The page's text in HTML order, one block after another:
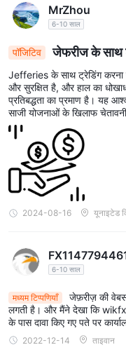
MrZhou
6-10 साल
पॉजिटिव जेफरीज के साथ
Jefferies के साथ ट्रेडिंग करना
और सुरक्षित है, और हाल का
प्रतिबद्धता का प्रमाण है। यह
साजी योजनाओं के खिलाफ
2024-08-16 यूनाइटेड
6-10 साल
मध्यम टिप्पणियाँ
जेफ़रीज़ की
लगती है। और मैंने देखा कि
के पास दावा किए गए पते पर
2022-12-14 ताइवान